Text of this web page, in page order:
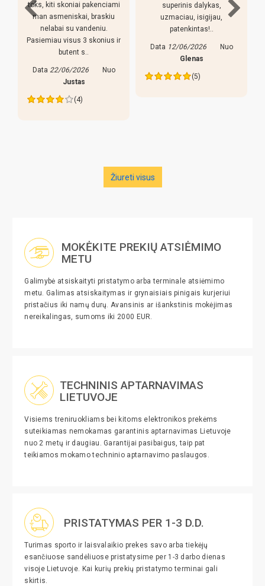
toks, kiti skoniai pakenciami
man asmeniskai, braskiu
nelabai su vandeniu.
Pasiemiau visus 3 skonius ir
butent s..
Data 22/06/2026
Nuo
Justas
(4)
superinis dalykas,
uzmaciau, isigijau,
patenkintas!..
Data 12/06/2026
Nuo
Glenas
(5)
Žiureti visus
MOKĖKITE PREKIŲ ATSIĖMIMO
METU
Galimybė atsiskaityti pristatymo arba terminale atsiėmimo
metu. Galimas atsiskaitymas ir grynaisiais pinigais kurjeriui
pristačius iki namų durų. Avansinis ar išankstinis mokėjimas
nereikalingas, sumoms iki 2000 EUR.
TECHNINIS APTARNAVIMAS
LIETUVOJE
Visiems treniruokliams bei kitoms elektronikos prekėms
suteikiamas nemokamas garantinis aptarnavimas Lietuvoje
nuo 2 metų ir daugiau. Garantijai pasibaigus, taip pat
teikiamos mokamo techninio aptarnavimo paslaugos.
PRISTATYMAS PER 1-3 D.D.
Turimas sporto ir laisvalaikio prekes savo arba tiekėjų
esančiuose sandėliuose pristatysime per 1-3 darbo dienas
visoje Lietuvoje. Kai kurių prekių pristatymo terminai gali
skirtis.